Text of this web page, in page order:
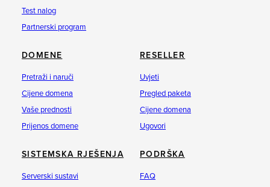
Test nalog
Partnerski program
DOMENE
Pretraži i naruči
Cijene domena
Vaše prednosti
Prijenos domene
RESELLER
Uvjeti
Pregled paketa
Cijene domena
Ugovori
SISTEMSKA RJEŠENJA
Serverski sustavi
PODRŠKA
FAQ